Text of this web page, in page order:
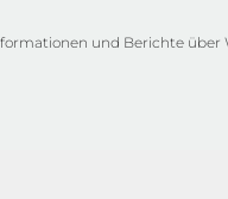
und Berichte